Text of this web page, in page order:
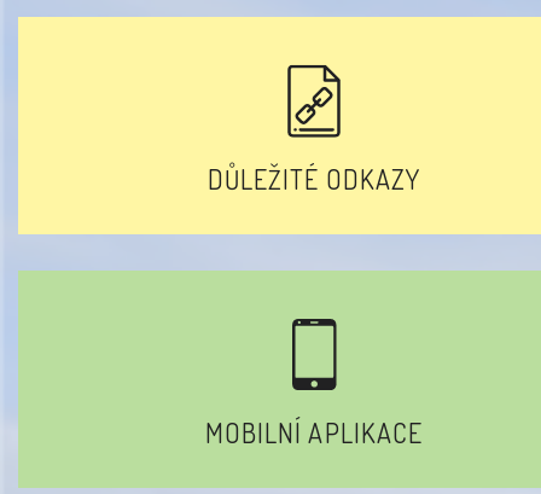
DŮLEŽITÉ ODKAZY
MOBILNÍ APLIKACE